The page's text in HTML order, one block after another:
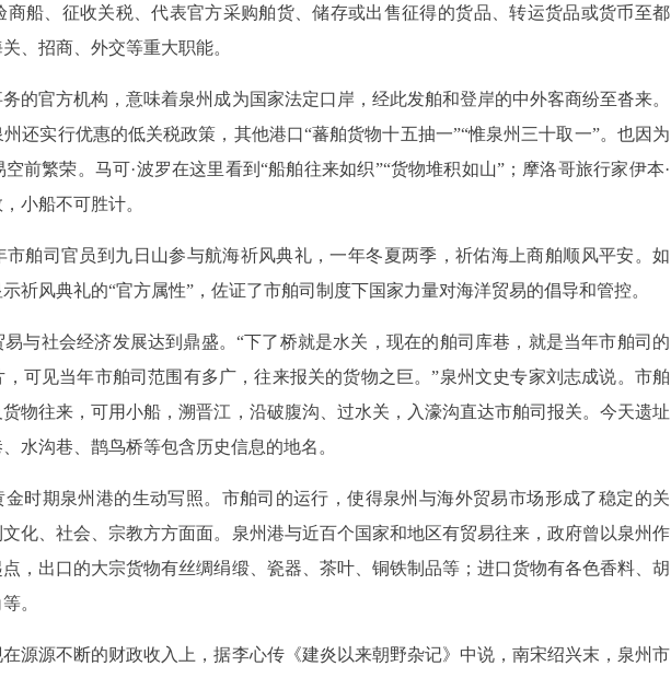
船、征收关税、代表官方采购舶货、储存或出售征得的货品、转运货品或货币至都
、招商、外交等重大职能。
的官方机构，意味着泉州成为国家法定口岸，经此发舶和登岸的中外客商纷至沓来。
还实行优惠的低关税政策，其他港口“蕃舶货物十五抽一”“惟泉州三十取一”。也因为
前繁荣。马可·波罗在这里看到“船舶往来如织”“货物堆积如山”；摩洛哥旅行家伊本·
小船不可胜计。
市舶司官员到九日山参与航海祈风典礼，一年冬夏两季，祈佑海上商舶顺风平安。如
祈风典礼的“官方属性”，佐证了市舶司制度下国家力量对海洋贸易的倡导和管控。
与社会经济发展达到鼎盛。“下了桥就是水关，现在的舶司库巷，就是当年市舶司的
可见当年市舶司范围有多广，往来报关的货物之巨。”泉州文史专家刘志成说。市舶
物往来，可用小船，溯晋江，沿破腹沟、过水关，入濠沟直达市舶司报关。今天遗址
水沟巷、鹊鸟桥等包含历史信息的地名。
金时期泉州港的生动写照。市舶司的运行，使得泉州与海外贸易市场形成了稳定的关
化、社会、宗教方方面面。泉州港与近百个国家和地区有贸易往来，政府曾以泉州作
，出口的大宗货物有丝绸绢缎、瓷器、茶叶、铜铁制品等；进口货物有各色香料、胡
。
源源不断的财政收入上，据李心传《建炎以来朝野杂记》中说，南宋绍兴末，泉州市